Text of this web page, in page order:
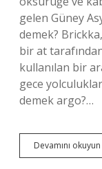
gelen Güney
demek?
bir at
kullanılan bir
gece
demek argo?…
Devamını okuyun